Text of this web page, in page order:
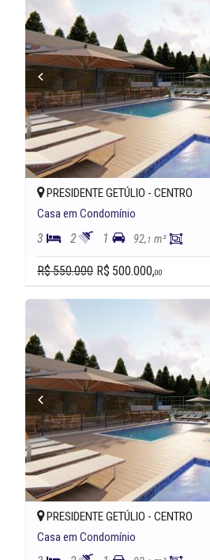
PRESIDENTE GETÚLIO - CENTRO
Casa em Condomínio
3 2 1 92,1 m²
R$ 550.000 R$ 500.000,00
PRESIDENTE GETÚLIO - CENTRO
Casa em Condomínio